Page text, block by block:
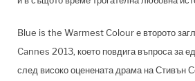
Blue is the Warmest Colour е второто
Cannes 2013, което повдига въпроса за
след високо оценената драма на Стивън